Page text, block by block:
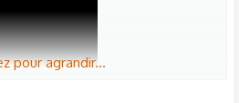
pour agrandir...